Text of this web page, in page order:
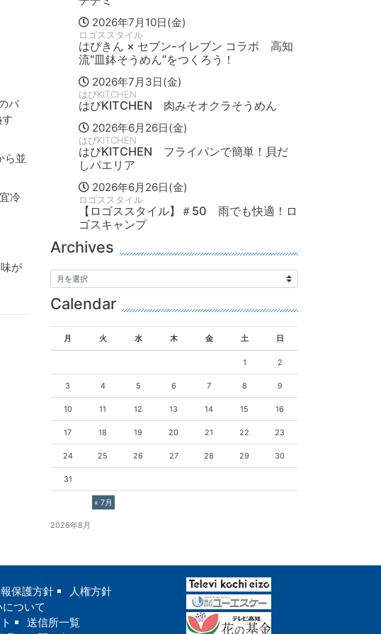
バ
ら並
冷
が
2026年7月10日(金)
ロゴススタイル
はぴきん × セブン-イレブン コラボ 高知
流“皿鉢そうめん”をつくろう！
2026年7月3日(金)
はぴKITCHEN
はぴKITCHEN 肉みそオクラそうめん
2026年6月26日(金)
はぴKITCHEN
はぴKITCHEN フライパンで簡単！貝だ
しパエリア
2026年6月26日(金)
ロゴススタイル
【ロゴススタイル】＃50 雨でも快適！ロ
ゴスキャンプ
Archives
Calendar
2026年8月
月 火 水 木 金 土 日
« 7月
1 2
3 4 5 6 7 8 9
10 11 12 13 14 15 16
17 18 19 20 21 22 23
24 25 26 27 28 29 30
31
保護方針
人権方針
ついて
送信所一覧